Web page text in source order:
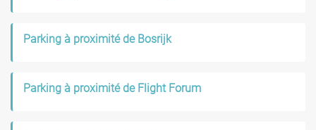
Parking à proximité de Bosrijk
Parking à proximité de Flight Forum